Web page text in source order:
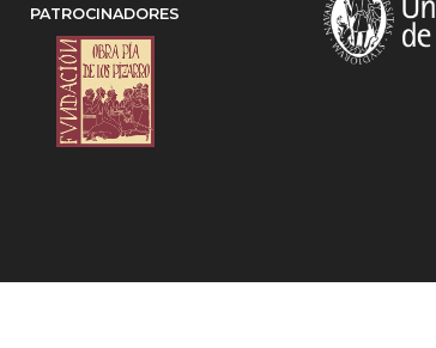
PATROCINADORES